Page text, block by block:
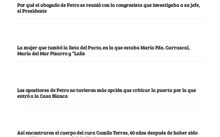
Por qué el abogado de Petro se reunió con la congresista que investigaba a su jefe,
el Presidente
La mujer que tumbó la lista del Pacto, en la que estaba María Fda. Carrascal,
María del Mar Pizarro y “Lalis
Los opositores de Petro no tuvieron más opción que criticar la puerta por la que
entró a la Casa Blanca
Así encontraron el cuerpo del cura Camilo Torres, 60 años después de haber sido